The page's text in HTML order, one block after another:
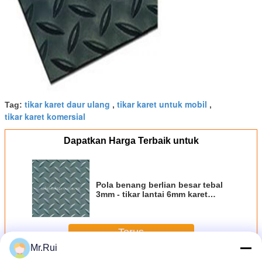
Tag: tikar karet daur ulang , tikar karet untuk mobil ,
tikar karet komersial
Dapatkan Harga Terbaik untuk
Pola benang berlian besar tebal
3mm - tikar lantai 6mm karet
Terus
Mr.Rui